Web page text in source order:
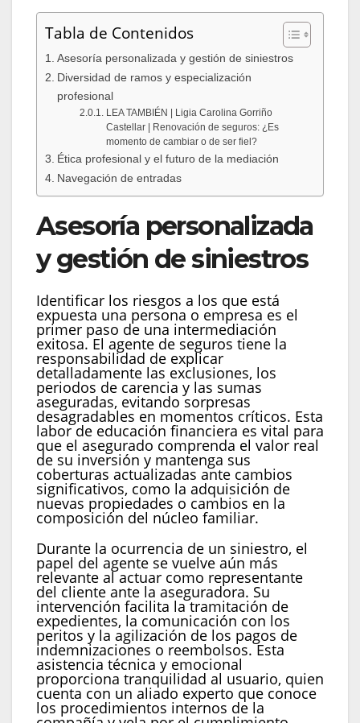
Tabla de Contenidos
Asesoría personalizada y gestión de siniestros
Diversidad de ramos y especialización
profesional
LEA TAMBIÉN | Ligia Carolina Gorriño
Castellar | Renovación de seguros: ¿Es
momento de cambiar o de ser fiel?
Ética profesional y el futuro de la mediación
Navegación de entradas
Asesoría personalizada
y gestión de siniestros
Identificar los riesgos a los que está
expuesta una persona o empresa es el
primer paso de una intermediación
exitosa. El agente de seguros tiene la
responsabilidad de explicar
detalladamente las exclusiones, los
periodos de carencia y las sumas
aseguradas, evitando sorpresas
desagradables en momentos críticos. Esta
labor de educación financiera es vital para
que el asegurado comprenda el valor real
de su inversión y mantenga sus
coberturas actualizadas ante cambios
significativos, como la adquisición de
nuevas propiedades o cambios en la
composición del núcleo familiar.
Durante la ocurrencia de un siniestro, el
papel del agente se vuelve aún más
relevante al actuar como representante
del cliente ante la aseguradora. Su
intervención facilita la tramitación de
expedientes, la comunicación con los
peritos y la agilización de los pagos de
indemnizaciones o reembolsos. Esta
asistencia técnica y emocional
proporciona tranquilidad al usuario, quien
cuenta con un aliado experto que conoce
los procedimientos internos de la